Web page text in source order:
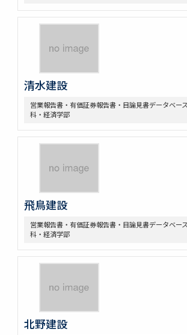
清水建設
営業報告書・有価証券報告書・目論見書データベー
科・経済学部
飛鳥建設
営業報告書・有価証券報告書・目論見書データベー
科・経済学部
北野建設